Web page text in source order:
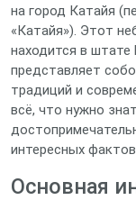
на город Катайя
«Катайя»). Этот
находится в штате
представляет
традиций и
всё, что нужно
интересных
Основная